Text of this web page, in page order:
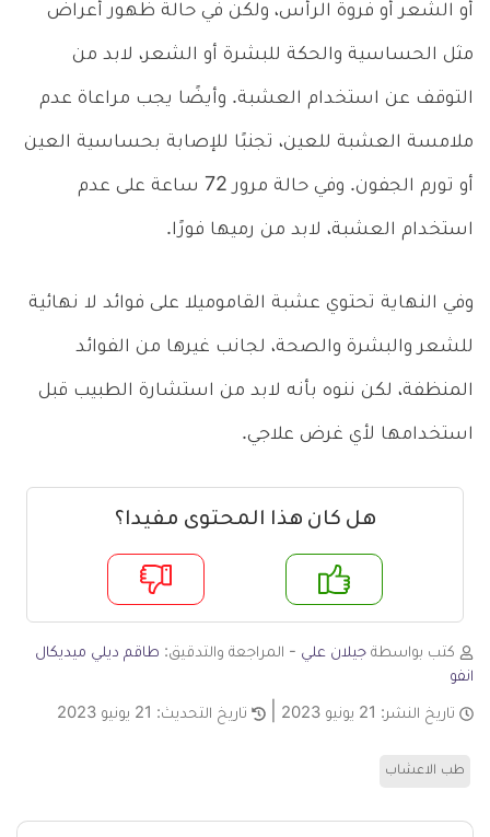
أو الشعر أو فروة الرأس، ولكن في حالة ظهور أعراض
مثل الحساسية والحكة للبشرة أو الشعر، لابد من
التوقف عن استخدام العشبة. وأيضًا يجب مراعاة عدم
ملامسة العشبة للعين، تجنبًا للإصابة بحساسية العين
أو تورم الجفون. وفي حالة مرور 72 ساعة على عدم
استخدام العشبة، لابد من رميها فورًا.
وفي النهاية تحتوي عشبة القاموميلا على فوائد لا نهائية
للشعر والبشرة والصحة، لجانب غيرها من الفوائد
المنظفة، لكن ننوه بأنه لابد من استشارة الطبيب قبل
استخدامها لأي غرض علاجي.
هل كان هذا المحتوى مفيدا؟
لا
كتب بواسطة جيلان علي - المراجعة والتدقيق: طاقم ديلي ميديكال
انفو
تاريخ النشر: 21 يونيو 2023 تاريخ التحديث: 21 يونيو 2023
طب الاعشاب